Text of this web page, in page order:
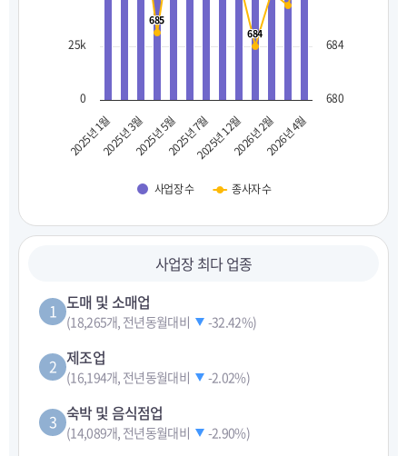
684
684
685
685
사업장 수 종사자 수
2026년 4월
2026년 2월
2025년 12월
2025년 7월
2025년 5월
2025년 3월
2025년 1월
0
25k
680
684
사업장 최다 업종
1 도매 및 소매업
(18,265개, 전년동월대비 -32.42%)
2 제조업
(16,194개, 전년동월대비 -2.02%)
3 숙박 및 음식점업
(14,089개, 전년동월대비 -2.90%)